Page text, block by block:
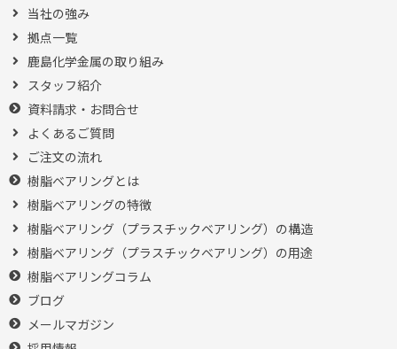
当社の強み
拠点一覧
鹿島化学金属の取り組み
スタッフ紹介
資料請求・お問合せ
よくあるご質問
ご注文の流れ
樹脂ベアリングとは
樹脂ベアリングの特徴
樹脂ベアリング（プラスチックベアリング）の構造
樹脂ベアリング（プラスチックベアリング）の用途
樹脂ベアリングコラム
ブログ
メールマガジン